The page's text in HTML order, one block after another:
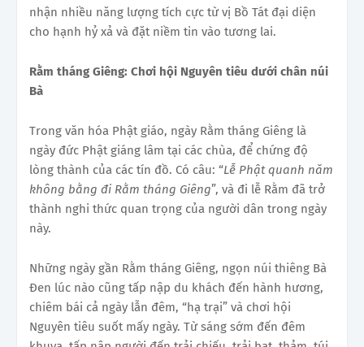
nhận nhiều năng lượng tích cực từ vị Bồ Tát đại diện
cho hạnh hỷ xả và đặt niềm tin vào tương lai.
Rằm tháng Giêng: Chơi hội Nguyên tiêu dưới chân núi
Bà
Trong văn hóa Phật giáo, ngày Rằm tháng Giêng là
ngày đức Phật giáng lâm tại các chùa, để chứng độ
lòng thành của các tín đồ. Có câu: “Lễ Phật quanh năm
không bằng đi Rằm tháng Giêng”, và đi lễ Rằm đã trở
thành nghi thức quan trọng của người dân trong ngày
này.
Những ngày gần Rằm tháng Giêng, ngọn núi thiêng Bà
Đen lúc nào cũng tấp nập du khách đến hành hương,
chiêm bái cả ngày lẫn đêm, “hạ trại” và chơi hội
Nguyên tiêu suốt mấy ngày. Từ sáng sớm đến đêm